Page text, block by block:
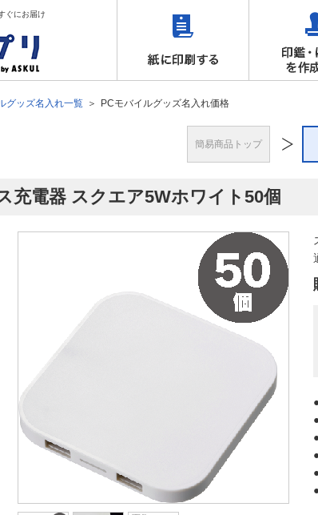
ぐにお届け
グッズ名入れ一覧 PCモバイルグッズ名入れ価格
簡易商品トップ
充電器 スクエア5Wホワイト50個